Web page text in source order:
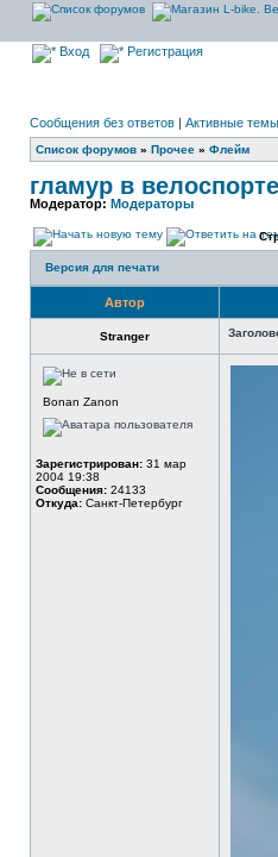
Вход Регистрация
Сообщения без ответов | Активные темы
Список форумов » Прочее » Флейм
гламур в велоспорте
Модератор: Модераторы
Версия для печати
Автор
Stranger
Bonan Zanon
Зарегистрирован: 31 мар
2004 19:38
Сообщения: 24133
Откуда: Санкт-Петербург